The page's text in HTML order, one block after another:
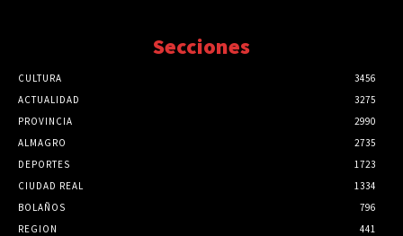
Secciones
CULTURA
3456
ACTUALIDAD
3275
PROVINCIA
2990
ALMAGRO
2735
DEPORTES
1723
CIUDAD REAL
1334
BOLAÑOS
796
REGION
441